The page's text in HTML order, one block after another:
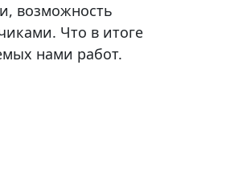
возможность
Что в итоге
нами работ.